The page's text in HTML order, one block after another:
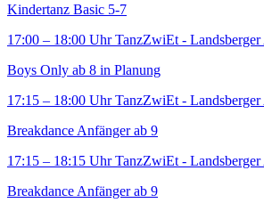
Kindertanz Basic 5-7
17:00 – 18:00 Uhr TanzZwiEt - Landsberger
Boys Only ab 8 in Planung
17:15 – 18:00 Uhr TanzZwiEt - Landsberger
Breakdance Anfänger ab 9
17:15 – 18:15 Uhr TanzZwiEt - Landsberger
Breakdance Anfänger ab 9